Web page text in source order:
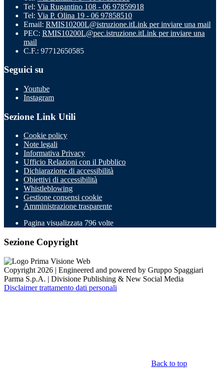
Tel: Via Rugantino 108 - 06 97859918
Tel: Via P. Olina 19 - 06 97858510
Email: RMIS10200L@istruzione.itLink per inviare una mail
PEC: RMIS10200L@pec.istruzione.itLink per inviare una
mail
C.F.: 97712650585
Seguici su
Youtube
Instagram
Sezione Link Utili
Cookie policy
Note legali
Informativa Privacy
Ufficio Relazioni con il Pubblico
Dichiarazione di accessibilità
Obiettivi di accessibilità
Whistleblowing
Gestione consensi cookie
Amministrazione trasparente
Pagina visualizzata 796 volte
Sezione Copyright
Copyright 2026 | Engineered and powered by Gruppo Spaggiari
Parma S.p.A. | Divisione Publishing & New Social Media
Disclaimer trattamento dati personali
Back to top